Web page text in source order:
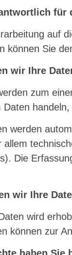
für
auf
können Sie
wir Ihre
zum
werden
allem
Die
wir Ihre
wird
können zur